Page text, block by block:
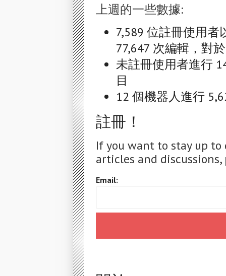
上週的一些數據:
7,589 位註冊使用者
77,647 次編輯，對
未註冊使用者進行
目
12 個機器人進行
註冊！
If you want to stay up
articles and
Email: